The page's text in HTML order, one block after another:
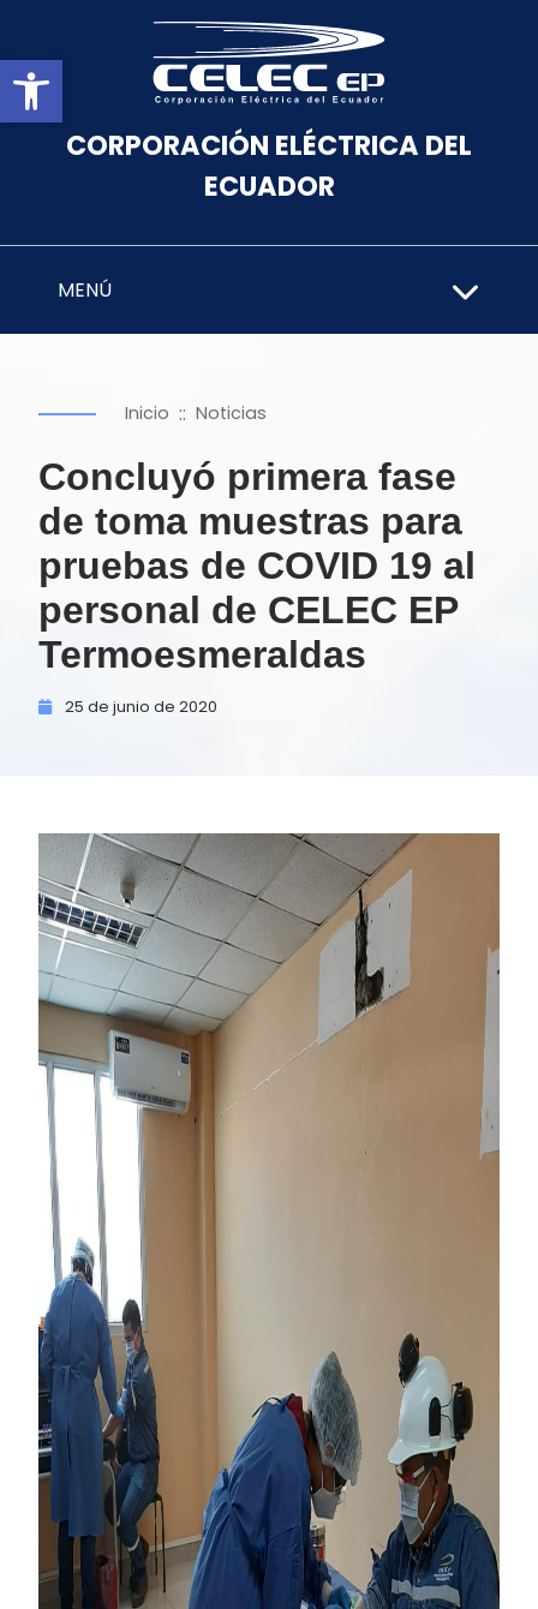
Abrir barra de herramientas
CORPORACIÓN ELÉCTRICA DEL
ECUADOR
MENÚ
Inicio :: Noticias
Concluyó primera fase
de toma muestras para
pruebas de COVID 19 al
personal de CELEC EP
Termoesmeraldas
25 de junio de 2020